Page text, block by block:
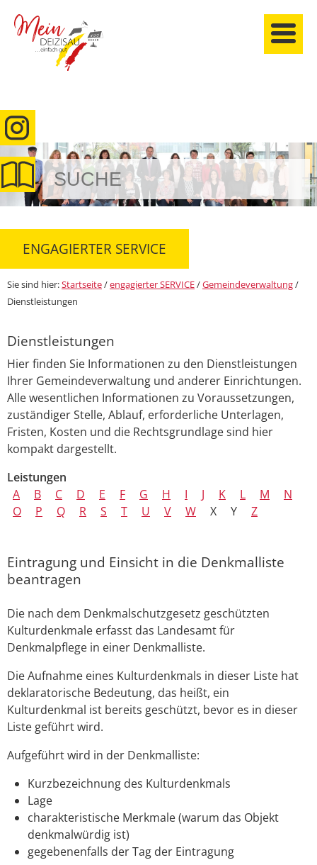
anmelden
ENGAGIERTER SERVICE
Sie sind hier:Startseite/engagierter SERVICE/Gemeindeverwaltung/
Dienstleistungen
Dienstleistungen
Hier finden Sie Informationen zu den Dienstleistungen
Ihrer Gemeindeverwaltung und anderer Einrichtungen.
Alle wesentlichen Informationen zu Voraussetzungen,
zuständiger Stelle, Ablauf, erforderliche Unterlagen,
Fristen, Kosten und die Rechtsgrundlage sind hier
kompakt dargestellt.
Leistungen
A
B C D E F G H I J K L M
N
O
P Q R S T U V W X Y Z
Eintragung und Einsicht in die Denkmalliste
beantragen
Die nach dem Denkmalschutzgesetz geschützten
Kulturdenkmale erfasst das Landesamt für
Denkmalpflege in einer Denkmalliste.
Die Aufnahme eines Kulturdenkmals in dieser Liste hat
deklaratorische Bedeutung, das heißt, ein
Kulturdenkmal ist bereits geschützt, bevor es in dieser
Liste geführt wird.
Aufgeführt wird in der Denkmalliste:
Kurzbezeichnung des Kulturdenkmals
Lage
charakteristische Merkmale (warum das Objekt
denkmalwürdig ist)
gegebenenfalls der Tag der Eintragung